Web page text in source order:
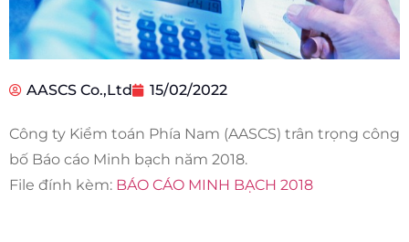
AASCS Co.,Ltd 15/02/2022
Công ty Kiểm toán Phía Nam (AASCS) trân trọng công
bố Báo cáo Minh bạch năm 2018.
File đính kèm: BÁO CÁO MINH BẠCH 2018